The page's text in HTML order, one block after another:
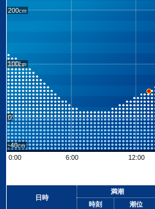
200
100
0
-40
0:00
6:00 12:00
+
日時
満潮
時刻
潮位